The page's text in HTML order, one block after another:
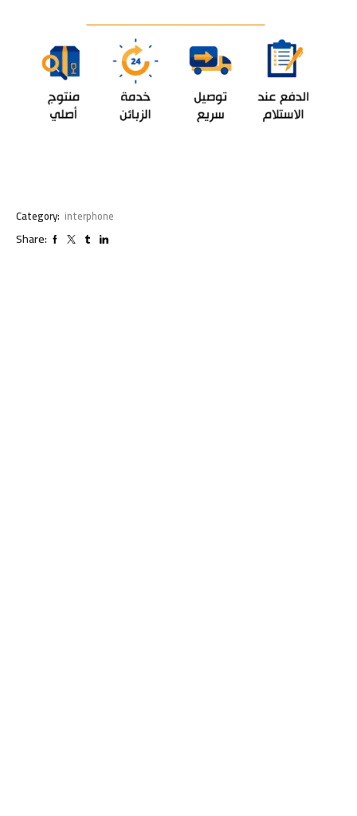
Category: interphone
Share: